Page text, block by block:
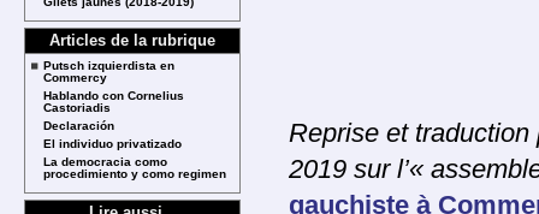
Reprise et
2019 sur l’«
gauchiste à
Articles de la rubrique
Putsch izquierdista en
Commercy
Hablando con Cornelius
Castoriadis
Declaración
El individuo privatizado
La democracia como
procedimiento y como regimen